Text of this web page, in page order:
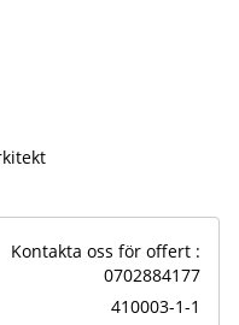
Kontakta oss för offert :
0702884177
410003-1-1